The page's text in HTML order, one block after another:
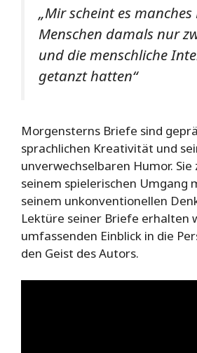
„Mir scheint es
Menschen damals nur
und die menschliche
getanzt hatten“
Morgensterns Briefe sind
sprachlichen Kreativität und
unverwechselbaren Humor. Sie
seinem spielerischen Umgang
seinem unkonventionellen
Lektüre seiner Briefe erhalten
umfassenden Einblick in die
den Geist des Autors.